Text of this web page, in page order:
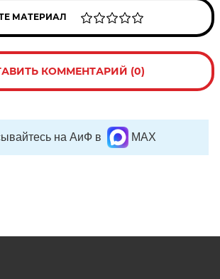
МАТЕРИАЛ
КОММЕНТАРИЙ (0)
на АиФ в MAX